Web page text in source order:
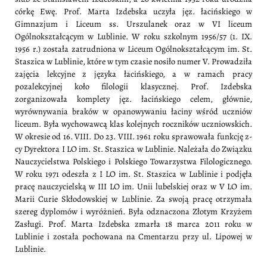
córkę Ewę. Prof. Marta Izdebska uczyła jęz. łacińskiego w
Gimnazjum i Liceum ss. Urszulanek oraz w VI liceum
Ogólnokształcącym w Lublinie. W roku szkolnym 1956/57 (1. IX.
1956 r.) została zatrudniona w Liceum Ogólnokształcącym im. St.
Staszica w Lublinie, które w tym czasie nosiło numer V. Prowadziła
zajęcia lekcyjne z języka łacińskiego, a w ramach pracy
pozalekcyjnej koło filologii klasycznej. Prof. Izdebska
zorganizowała komplety jęz. łacińskiego celem, głównie,
wyrównywania braków w opanowywaniu łaciny wśród uczniów
liceum. Była wychowawcą klas kolejnych roczników uczniowskich.
W okresie od 16. VIII. Do 23. VIII. 1961 roku sprawowała funkcję z-
cy Dyrektora I LO im. St. Staszica w Lublinie. Należała do Związku
Nauczycielstwa Polskiego i Polskiego Towarzystwa Filologicznego.
W roku 1971 odeszła z I LO im. St. Staszica w Lublinie i podjęła
pracę nauczycielską w III LO im. Unii lubelskiej oraz w V LO im.
Marii Curie Skłodowskiej w Lublinie. Za swoją pracę otrzymała
szereg dyplomów i wyróżnień. Była odznaczona Złotym Krzyżem
Zasługi. Prof. Marta Izdebska zmarła 18 marca 2011 roku w
Lublinie i została pochowana na Cmentarzu przy ul. Lipowej w
Lublinie.